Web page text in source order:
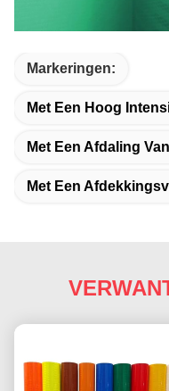
Markeringen:
Met Een Hoog
Met Een Afdaling
Met Een